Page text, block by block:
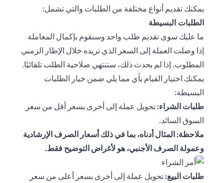
يمكنك تقديم أنواع مختلفة من الطلبات والتي تشمل:
الطلبات البسيطة
ما عليك سوى تقديم طلب واحد وسنقوم بإكمال المعاملة
إذا وصلت العملة إلى السعر الذي تريده خلال الإطار الزمني
المطلوب. إذا لم يحدث ذلك، ستنتهي صلاحية الطلب تلقائيًا.
يمكنك اختيار القيام بأي مما يلي ضمن خيار الطلبات
البسيطة:
طلبات الشراء:تحويل عملة إلى أخرى بسعر أقل من سعر
السوق السائد.
ملاحظة: المثال أدناه، بما في ذلك أسعار الصرف الإرشادية
وعمولة الصرف الأجنبي، هو لأغراض التوضيح فقط.
طلبات البيع:تحويل عملة إلى أخرى بسعر أعلى من سعر